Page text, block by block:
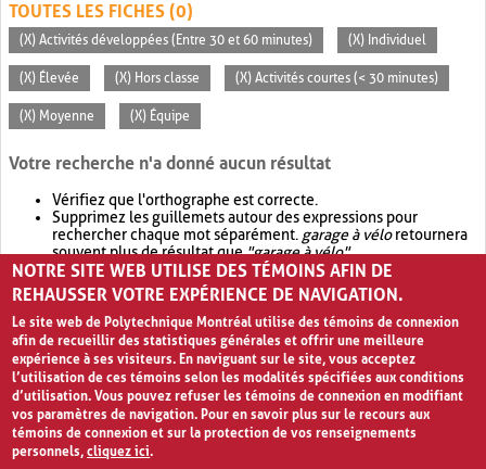
TOUTES LES FICHES (0)
(X) Activités développées (Entre 30 et 60 minutes) (X) Individuel
(X) Élevée (X) Hors classe (X) Activités courtes (< 30 minutes)
(X) Moyenne (X) Équipe
Votre recherche n'a donné aucun résultat
Vérifiez que l'orthographe est correcte.
Supprimez les guillemets autour des expressions pour
rechercher chaque mot séparément. garage à véloretournera
souvent plus de résultat que"garage à vélo".
Envisagez d'élargir votre recherche avec OR.garage OR vélo
retournera souvent plus de résultat quegarage à vélo
NOTRE SITE WEB UTILISE DES TÉMOINS AFIN DE
REHAUSSER VOTRE EXPÉRIENCE DE NAVIGATION.
Le site web de Polytechnique Montréal utilise des témoins de connexion
afin de recueillir des statistiques générales et offrir une meilleure
expérience à ses visiteurs. En naviguant sur le site, vous acceptez
l’utilisation de ces témoins selon les modalités spécifiées aux conditions
d’utilisation. Vous pouvez refuser les témoins de connexion en modifiant
vos paramètres de navigation. Pour en savoir plus sur le recours aux
témoins de connexion et sur la protection de vos renseignements
personnels,cliquez ici.